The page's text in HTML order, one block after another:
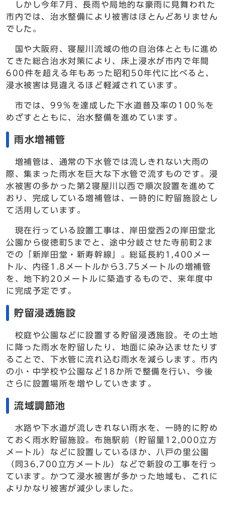
しかし今年7月、長雨や局地的な豪雨に見舞われた
市内では、治水整備により被害はほとんどありません
でした。
国や大阪府、寝屋川流域の他の自治体とともに進め
てきた総合治水対策により、床上浸水が市内で年間
600件を超える年もあった昭和50年代に比べると、
浸水被害は見違えるほど軽減されています。
市では、99％を達成した下水道普及率の100％を
めざすとともに、治水整備を進めています。
雨水増補管
増補管は、通常の下水管では流しきれない大雨の
際、集まった雨水を巨大な下水管で流すものです。浸
水被害の多かった第2寝屋川以西で順次設置を進めて
おり、完成している増補管は、一時的に貯留施設とし
て活用しています。
現在行っている設置工事は、岸田堂西2の岸田堂北
公園から俊徳町5までと、途中分岐させた寺前町2ま
での「新岸田堂・新寿幹線」。総延長約1,400メー
トル、内径1.8メートルから3.75メートルの増補管
を、地下約20メートルに築造するもので、来年度中
に完成予定です。
貯留浸透施設
校庭や公園などに設置する貯留浸透施設。その土地
に降った雨水を貯留したり、地面に染み込ませたりす
ることで、下水管に流れ込む雨水を減らします。市内
の小・中学校や公園など18か所で整備を行い、今後
さらに設置場所を増やしていきます。
流域調節池
水路や下水道が流しきれない雨水を、一時的に貯め
ておく雨水貯留施設。布施駅前（貯留量12,000立方
メートル）などに設置しているほか、八戸の里公園
（同36,700立方メートル）などで新設の工事を行っ
ています。かつて浸水被害が多かった地域も、これに
よりかなり被害が減少しました。